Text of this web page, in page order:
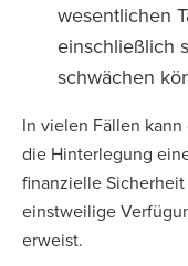
wesentlichen
einschließlich
schwächen
In vielen Fällen
die Hinterlegung
finanzielle
einstweilige
erweist.